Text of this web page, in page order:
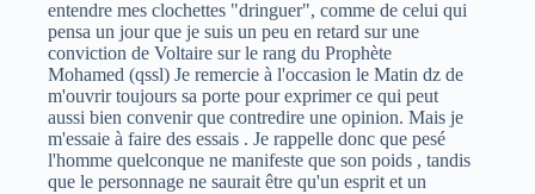
entendre mes clochettes "dringuer", comme de celui qui
pensa un jour que je suis un peu en retard sur une
conviction de Voltaire sur le rang du Prophète
Mohamed (qssl) Je remercie à l'occasion le Matin dz de
m'ouvrir toujours sa porte pour exprimer ce qui peut
aussi bien convenir que contredire une opinion. Mais je
m'essaie à faire des essais . Je rappelle donc que pesé
l'homme quelconque ne manifeste que son poids , tandis
que le personnage ne saurait être qu'un esprit et un